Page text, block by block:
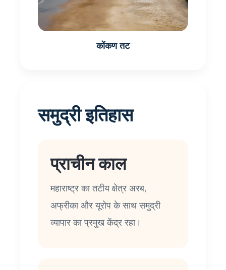
कोंकण तट
समुद्री इतिहास
प्राचीन काल
महाराष्ट्र का तटीय क्षेत्र अरब,
अफ्रीका और यूरोप के साथ समुद्री
व्यापार का प्रमुख केंद्र रहा।